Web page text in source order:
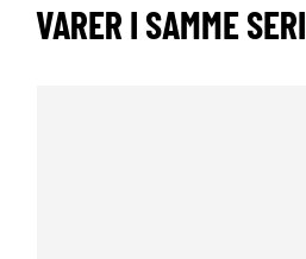
VARER I SAMME